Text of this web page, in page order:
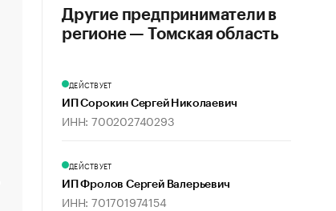
«От спорта тело стареет иначе». Как живет глава
создавшей GTA
Функции менеджмента: пять ключевых основ
управления
Стресс обеспеченных людей: почему рост доходов
Другие предприниматели в
регионе — Томская область
ДЕЙСТВУЕТ
ИП Сорокин Сергей Николаевич
ИНН: 700202740293
ДЕЙСТВУЕТ
ИП Фролов Сергей Валерьевич
ИНН: 701701974154